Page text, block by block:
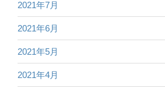
2021年7月
2021年6月
2021年5月
2021年4月